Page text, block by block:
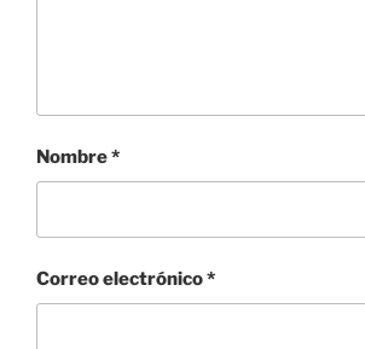
Nombre*
Correo electrónico*